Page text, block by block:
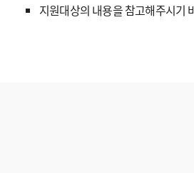
지원대상의 내용을 참고해주시기